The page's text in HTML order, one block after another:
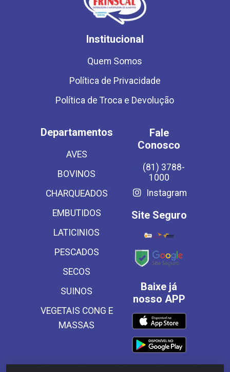
Institucional
Quem Somos
Política de Privacidade
Política de Troca e Devolução
Departamentos
AVES
BOVINOS
CHARQUEADOS
EMBUTIDOS
LATICINIOS
PESCADOS
SECOS
SUINOS
VEGETAIS CONG E
MASSAS
Fale
Conosco
(81) 3788-
1000
Instagram
Site Seguro
Baixe já
nosso APP